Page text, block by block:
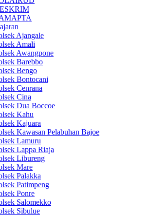
Ajangale
Amali
Awangpone
Barebbo
Bengo
Bontocani
Cenrana
Cina
Dua Boccoe
Kahu
Kajuara
Kawasan Pelabuhan Bajoe
Lamuru
Lappa Riaja
Libureng
Mare
Palakka
Patimpeng
Ponre
Salomekko
Sibulue